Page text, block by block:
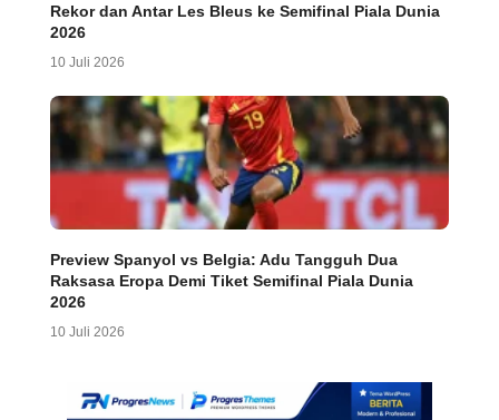
Rekor dan Antar Les Bleus ke Semifinal Piala Dunia
2026
10 Juli 2026
Preview Spanyol vs Belgia: Adu Tangguh Dua
Raksasa Eropa Demi Tiket Semifinal Piala Dunia
2026
10 Juli 2026